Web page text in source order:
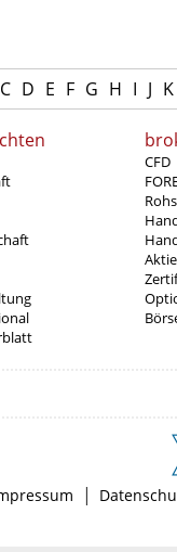
C D E F G H I J K
CFD
|